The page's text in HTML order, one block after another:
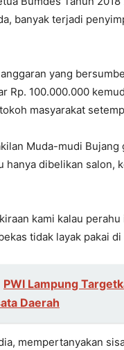
banyak terjadi
yang
Rp. 100.000.000
masyarakat
Muda-mudi
hanya dibelikan salon,
kami kalau
tidak layak pakai di
PWI Lampung
Daerah
mempertanyakan